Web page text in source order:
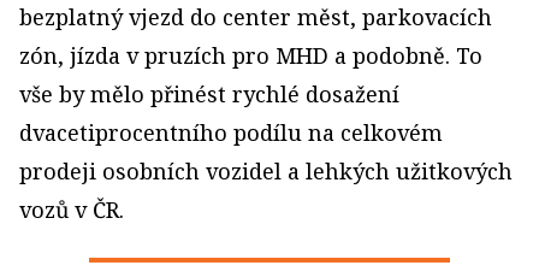
bezplatný vjezd do center měst, parkovacích
zón, jízda v pruzích pro MHD a podobně. To
vše by mělo přinést rychlé dosažení
dvacetiprocentního podílu na celkovém
prodeji osobních vozidel a lehkých užitkových
vozů v ČR.